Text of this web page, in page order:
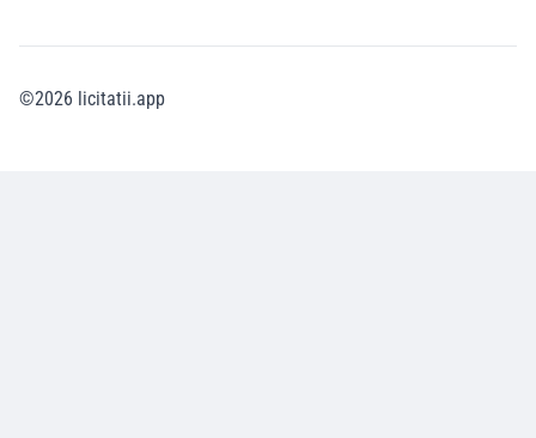
©2026 licitatii.app